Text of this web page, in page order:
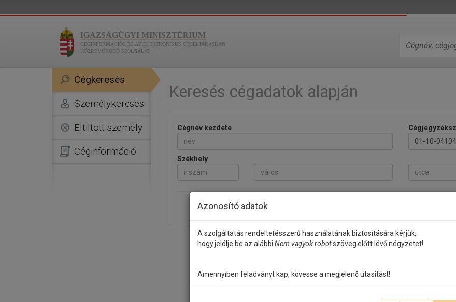
IGAZSÁGÜGYI MINISZTÉRIUM
CÉGINFORMÁCIÓS ÉS AZ ELEKTRONIKUS CÉGELJÁRÁSBAN
KÖZREMŰKÖDŐ SZOLGÁLAT
Cégkeresés
Személykeresés
Eltiltott személy
Céginformáció
Keresés cégadatok alapján
Cégnév kezdete
Székhely
Azonosító adatok
A szolgáltatás rendeltetésszerű használatának biztosítására kérjük,
hogy jelölje be az alábbi Nem vagyok robotszöveg előtt lévő négyzetet!
Amennyiben feladványt kap, kövesse a megjelenő utasítást!